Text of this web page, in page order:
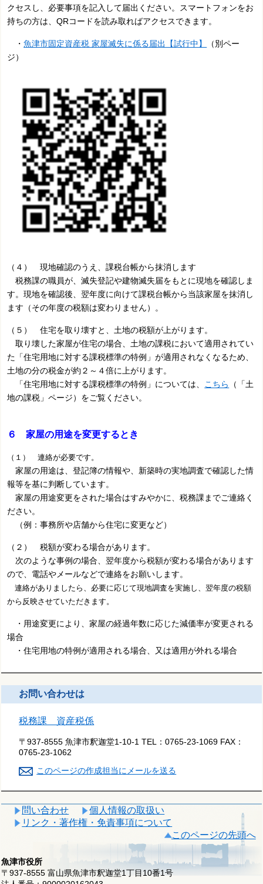
クセスし、必要事項を記入して届出ください。スマートフォンをお
持ちの方は、QRコードを読み取ればアクセスできます。
・魚津市固定資産税 家屋滅失に係る届出【試行中】
（別ペー
ジ）
（４） 現地確認のうえ、課税台帳から抹消します
税務課の職員が、滅失登記や建物滅失届をもとに現地を確認しま
す。現地を確認後、翌年度に向けて課税台帳から当該家屋を抹消し
ます（その年度の税額は変わりません）。
（５） 住宅を取り壊すと、土地の税額が上がります。
取り壊した家屋が住宅の場合、土地の課税において適用されてい
た「住宅用地に対する課税標準の特例」が適用されなくなるため、
土地の分の税金が約２～４倍に上がります。
「住宅用地に対する課税標準の特例」については、
こちら
（「土
地の課税」ページ）をご覧ください。
６ 家屋の用途を変更するとき
（１） 連絡が必要です。
家屋の用途は、登記簿の情報や、新築時の実地調査で確認した情
報等を基に判断しています。
家屋の用途変更をされた場合はすみやかに、税務課までご連絡く
ださい。
（例：事務所や店舗から住宅に変更など）
（２） 税額が変わる場合があります。
次のような事例の場合、翌年度から税額が変わる場合があります
ので、電話やメールなどで連絡をお願いします。
連絡がありましたら、必要に応じて現地調査を実施し、翌年度の税額
から反映させていただきます。
・用途変更により、家屋の経過年数に応じた減価率が変更される
場合
・住宅用地の特例が適用される場合、又は適用が外れる場合
お問い合わせは
税務課 資産税係
〒937-8555 魚津市釈迦堂1-10-1 TEL：0765-23-1069 FAX：
0765-23-1062
このページの作成担当にメールを送る
問い合わせ
個人情報の取扱い
リンク・著作権・免責事項について
このページの先頭へ
魚津市役所
〒937-8555 富山県魚津市釈迦堂1丁目10番1号